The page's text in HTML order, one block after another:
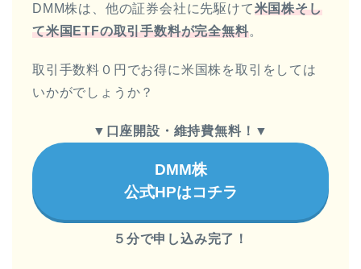
DMM株は、他の証券会社に先駆けて米国株そし
て米国ETFの取引手数料が完全無料。
取引手数料０円でお得に米国株を取引をしては
いかがでしょうか？
▼ 口座開設・維持費無料！ ▼
DMM株
公式HPはコチラ
５分で申し込み完了！